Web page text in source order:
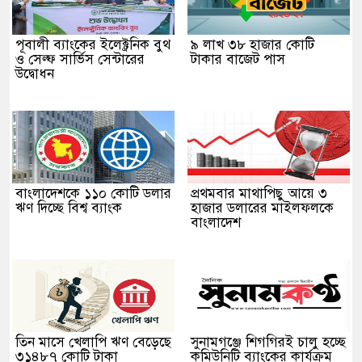
পূবালী ব্যাংকের ইলেক্ট্রনিক বুথ
ও সেল্ফ সার্ভিস সেন্টারের
উদ্বোধন
৯ লাখ ৩৮ হাজার কোটি
টাকার বাজেট পাস
বাংলাদেশকে ১১০ কোটি ডলার
ঋণ দিচ্ছে বিশ্ব ব্যাংক
প্রথমবার মাথাপিছু আয়ে ৩
হাজার ডলারের মাইলফলকে
বাংলাদেশ
তিন মাসে খেলাপি ঋণ বেড়েছে
৩১৪৮৭ কোটি টাকা
সুনামগঞ্জে শিগগিরই চালু হচ্ছে
কমিউনিটি ব্যাংকের কার্যক্রম